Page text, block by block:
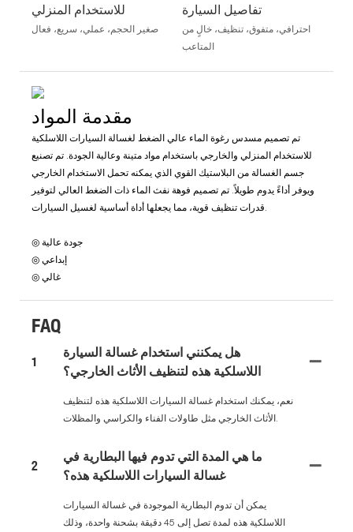
للاستخدام المنزلي
صغير الحجم، عملي، سريع، فعال
تفاصيل السيارة
احترافي، متفوق، تنظيف، خالٍ من
المتاعب
مقدمة المواد
تم تصميم مسدس رغوة الماء عالي الضغط لغسالة السيارات اللاسلكية
للاستخدام المنزلي والخارجي باستخدام مواد متينة وعالية الجودة. تم تصنيع
جسم الغسالة من البلاستيك القوي الذي يمكنه تحمل الاستخدام الخارجي
ويوفر أداءً يدوم طويلاً. تم تصميم فوهة نفث الماء ذات الضغط العالي لتوفير
قدرات تنظيف قوية، مما يجعلها أداة أساسية لغسيل السيارات.
◎ إبداعي
◎ غالي
FAQ
1
هل يمكنني استخدام غسالة السيارة
اللاسلكية هذه لتنظيف الأثاث الخارجي؟
نعم، يمكنك استخدام غسالة السيارات اللاسلكية هذه لتنظيف
الأثاث الخارجي مثل طاولات الفناء والكراسي والمظلات.
2
ما هي المدة التي تدوم فيها البطارية في
غسالة السيارات اللاسلكية هذه؟
يمكن أن تدوم البطارية الموجودة في غسالة السيارات
اللاسلكية هذه لمدة تصل إلى 45 دقيقة بشحنة واحدة، وذلك